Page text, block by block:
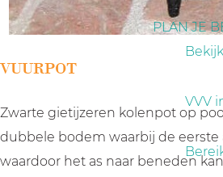
PLAN JE
VVV
VUURPOT
Zwarte gietijzeren kolenpot op
dubbele bodem waarbij de eerste
waardoor het as naar beneden